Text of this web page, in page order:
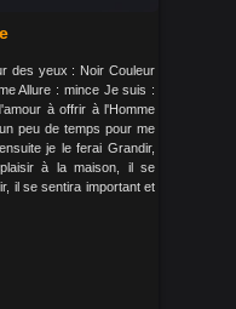
des yeux : Noir Couleur
Allure : mince Je suis :
à offrir à l'Homme
peu de temps pour me
je le ferai Grandir,
à la maison, il se
il se sentira important et